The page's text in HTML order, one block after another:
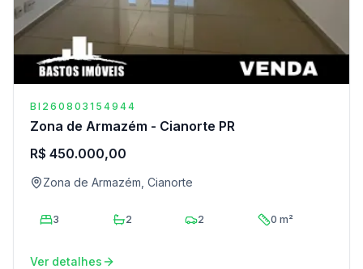
BI260803154944
Zona de Armazém - Cianorte PR
R$ 450.000,00
Zona de Armazém, Cianorte
3 2 2 0 m²
Ver detalhes